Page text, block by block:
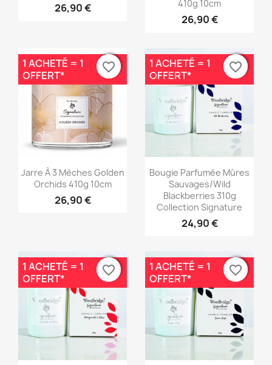
26,90 € 410g 10cm
26,90 €
 Aperçu rapide
Jarre À 3 Mèches Golden
Orchids 410g 10cm
26,90 €
1 ACHETÉ = 1
OFFERT*
favorite_border
favorite_border
Aperçu rapide
Bougie Parfumée Mûres
Sauvages/Wild
Blackberries 310g
Collection Signature
24,90 €
1 ACHETÉ = 1
OFFERT*
favorite_border
favorite_border
1 ACHETÉ = 1
OFFERT*
favorite_border
favorite_border
1 ACHETÉ = 1
OFFERT*
favorite_border
favorite_border